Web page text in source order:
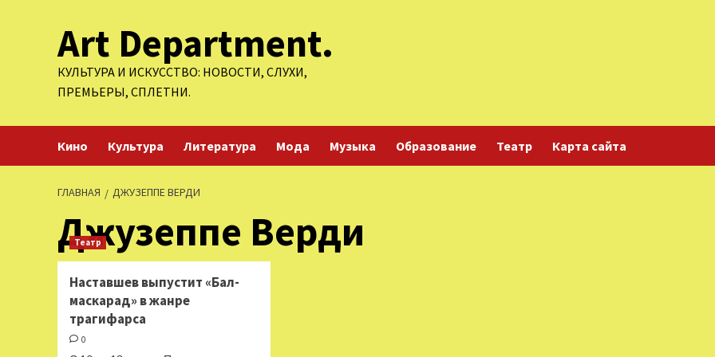
содержимомуArt Department.
КУЛЬТУРА И ИСКУССТВО: НОВОСТИ, СЛУХИ,
ПРЕМЬЕРЫ, СПЛЕТНИ.
Кино Культура Литература Мода Музыка Образование Театр Карта сайта
ГЛАВНАЯ ДЖУЗЕППЕ ВЕРДИ
Джузеппе Верди
Театр
Наставшев выпустит «Бал-
маскарад» в жанре
трагифарса
0